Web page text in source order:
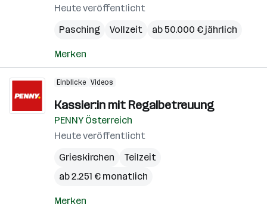
Heute veröffentlicht
Pasching
Vollzeit ab 50.000 € jährlich
Merken
Einblicke Videos
Kassier:in mit Regalbetreuung
PENNY Österreich
Heute veröffentlicht
Grieskirchen
Teilzeit
ab 2.251 € monatlich
Merken